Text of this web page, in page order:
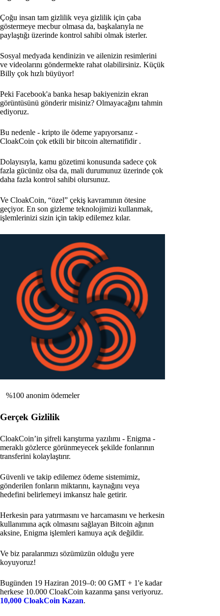
Çoğu insan tam gizlilik veya gizlilik için çaba
göstermeye mecbur olmasa da, başkalarıyla ne
paylaştığı üzerinde kontrol sahibi olmak isterler.
Sosyal medyada kendinizin ve ailenizin resimlerini
ve videolarını göndermekte rahat olabilirsiniz. Küçük
Billy çok hızlı büyüyor!
Peki Facebook'a banka hesap bakiyenizin ekran
görüntüsünü gönderir misiniz? Olmayacağını tahmin
ediyoruz.
Bu nedenle - kripto ile ödeme yapıyorsanız -
CloakCoin çok etkili bir bitcoin alternatifidir .
Dolayısıyla, kamu gözetimi konusunda sadece çok
fazla gücünüz olsa da, mali durumunuz üzerinde çok
daha fazla kontrol sahibi olursunuz.
Ve CloakCoin, “özel” çekiş kavramının ötesine
geçiyor. En son gizleme teknolojimizi kullanmak,
işlemlerinizi sizin için takip edilemez kılar.
%100 anonim ödemeler
Gerçek Gizlilik
CloakCoin’in şifreli karıştırma yazılımı - Enigma -
meraklı gözlerce görünmeyecek şekilde fonlarının
transferini kolaylaştırır.
Güvenli ve takip edilemez ödeme sistemimiz,
gönderilen fonların miktarını, kaynağını veya
hedefini belirlemeyi imkansız hale getirir.
Herkesin para yatırmasını ve harcamasını ve herkesin
kullanımına açık olmasını sağlayan Bitcoin ağının
aksine, Enigma işlemleri kamuya açık değildir.
Ve biz paralarımızı sözümüzün olduğu yere
koyuyoruz!
Bugünden 19 Haziran 2019–0: 00 GMT + 1'e kadar
herkese 10.000 CloakCoin kazanma şansı veriyoruz.
10,000 CloakCoin Kazan.